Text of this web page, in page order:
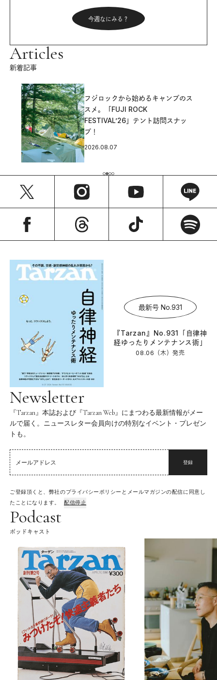
今週なにみる？
Articles
新着記事
フジロックから始めるキャンプのス
スメ。「FUJI ROCK
FESTIVAL’26」テント訪問スナッ
プ！
2026.08.07
最新号 No.931
『Tarzan』No.931「自律神
経ゆったりメンテナンス術」
08.06（木）発売
Newsletter
『Tarzan』本誌および『Tarzan Web』にまつわる最新情報がメー
ルで届く。ニュースレター会員向けの特別なイベント・プレゼン
トも。
登録
ご登録頂くと、弊社のプライバシーポリシーとメールマガジンの配信に同意し
たことになります。
配信停止
Podcast
ポッドキャスト